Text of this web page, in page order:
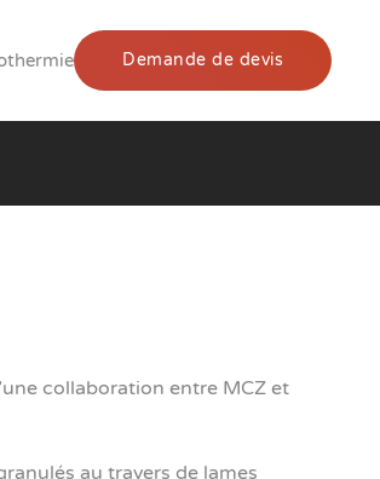
Demande de devis
collaboration entre MCZ et
au travers de lames